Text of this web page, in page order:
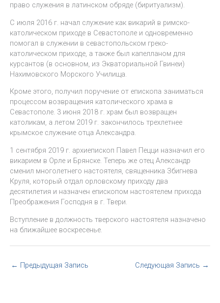
право служения в латинском обряде (биритуализм).
С июля 2016 г. начал служение как викарий в римско-
католическом приходе в Севастополе и одновременно
помогал в служении в севастопольском греко-
католическом приходе, а также был капелланом для
курсантов (в основном, из Экваториальной Гвинеи)
Нахимовского Морского Училища.
Кроме этого, получил поручение от епископа заниматься
процессом возвращения католического храма в
Севастополе. 3 июня 2018 г. храм был возвращен
католикам, а летом 2019 г. закончилось трехлетнее
крымское служение отца Александра.
1 сентября 2019 г. архиепископ Павел Пецци назначил его
викарием в Орле и Брянске. Теперь же отец Александр
сменил многолетнего настоятеля, священника Збигнева
Круля, который отдал орловскому приходу два
десятилетия и назначен епископом настоятелем прихода
Преображения Господня в г. Твери.
Вступление в должность тверского настоятеля назначено
на ближайшее воскресенье.
← Предыдущая Запись Следующая Запись →